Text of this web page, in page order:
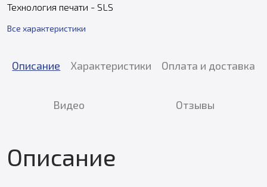
Технология печати - SLS
Все характеристики
Описание Характеристики Оплата и доставка
Видео Отзывы
Описание